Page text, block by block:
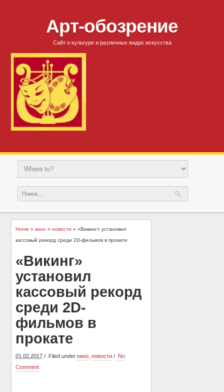
Арт-обозрение
Сайт о культуре и различных видах искусства
Home »кино »новости » «Викинг» установил
кассовый рекорд среди 2D-фильмов в прокате
«Викинг»
установил
кассовый рекорд
среди 2D-
фильмов в
прокате
01.02.2017 Filed underкино ,новости
No
Comment